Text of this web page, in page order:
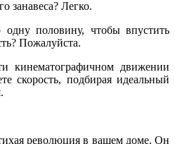
занавеса? Легко.
половину, чтобы впустить
Пожалуйста.
кинематографичном движении
скорость, подбирая идеальный
революция в вашем доме. Он